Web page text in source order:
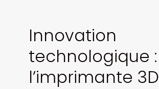
Innovation
technologique :
l’imprimante 3D